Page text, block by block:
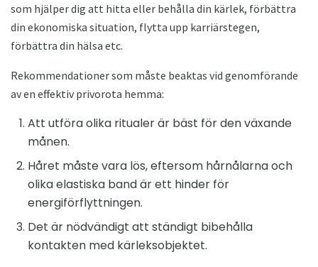
som hjälper dig att hitta eller behålla din kärlek, förbättra
din ekonomiska situation, flytta upp karriärstegen,
förbättra din hälsa etc.
Rekommendationer som måste beaktas vid genomförande
av en effektiv privorota hemma:
Att utföra olika ritualer är bäst för den växande
månen.
Håret måste vara lös, eftersom hårnålarna och
olika elastiska band är ett hinder för
energiförflyttningen.
Det är nödvändigt att ständigt bibehålla
kontakten med kärleksobjektet.